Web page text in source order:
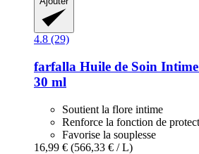
4.8 (29)
farfalla Huile de Soin
30 ml
Soutient la flore intime
Renforce la fonction de
Favorise la souplesse
16,99 € (566,33 € / L)